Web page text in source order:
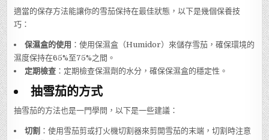
適當的保存方法能讓你的雪茄保持在最佳狀態，以下是幾個保養技
巧：
保濕盒的使用 ：使用保濕盒（Humidor）來儲存雪茄，確保環境的
濕度保持在65%至75%之間。
定期檢查 ：定期檢查保濕劑的水分，確保保濕盒的穩定性。
抽雪茄的方式
抽雪茄的方法也是一門學問，以下是一些建議：
切割 ：使用雪茄剪或打火機切割器來剪開雪茄的末端，切割時注意